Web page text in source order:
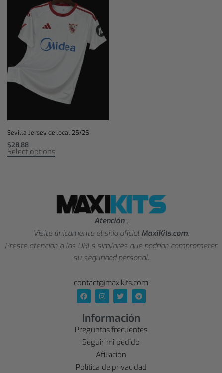
Sevilla Jersey de local 25/26
$28,88
Select options
Atención :
Visite únicamente el sitio oficial MaxiKits.com.
Preste atención a las URLs similares que podrían comprometer
su seguridad personal.
contact@maxikits.com
Información
Preguntas frecuentes
Seguir mi pedido
Afiliación
Política de privacidad